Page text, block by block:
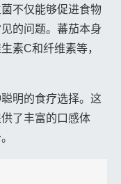
不仅能够促进食物
的问题。蕃茄本身
素C和纤维素等，
明的食疗选择。这
了丰富的口感体